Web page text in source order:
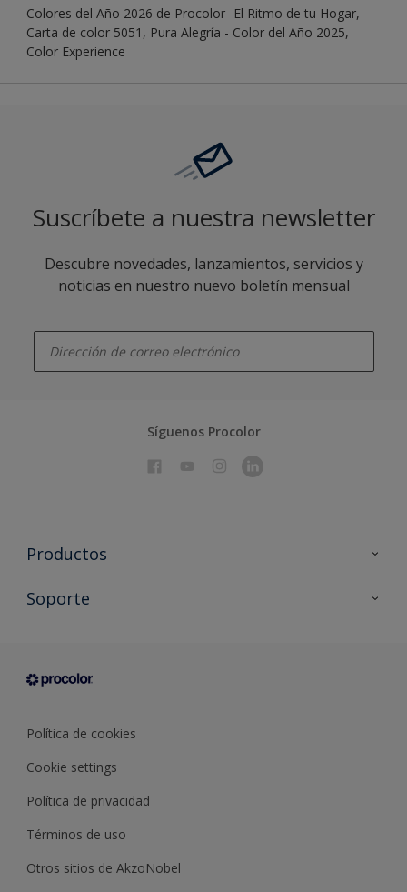
Colores del Año 2026 de Procolor- El Ritmo de tu Hogar,
Carta de color 5051, Pura Alegría - Color del Año 2025,
Color Experience
Suscríbete a nuestra newsletter
Descubre novedades, lanzamientos, servicios y
noticias en nuestro nuevo boletín mensual
Síguenos Procolor
Productos
Todos los productos
Condiciones generales de venta
Soporte
Sobre Procolor
Política de cookies
Cookie settings
Política de privacidad
Términos de uso
Otros sitios de AkzoNobel